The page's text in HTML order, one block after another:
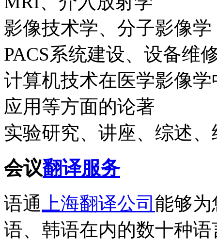
影像技术学、分子影像学
PACS系统建设、设备维
计算机技术在医学影像
应用等方面的论著
实验研究、讲座、综述
会议翻译服务
语通 上海翻译公司 能够
语、韩语在内的数十种语